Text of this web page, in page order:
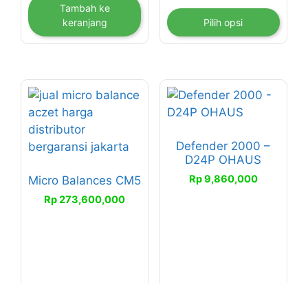
Tambah ke
keranjang
Pilih opsi
Micro Balances CM5
Rp273,600,000
Defender 2000 –
D24P OHAUS
Rp9,860,000